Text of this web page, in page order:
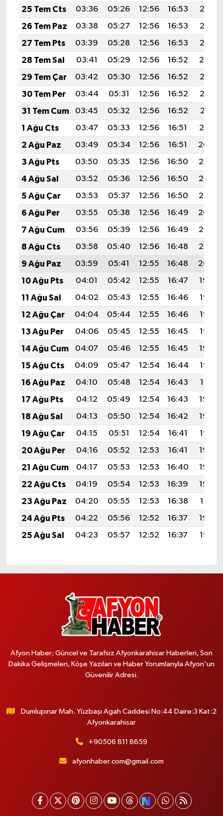
25 Tem Cts
03:36 05:26 12:56 16:53
20:17
26 Tem Paz
03:38 05:27 12:56 16:53
20:16
27 Tem Pts
03:39 05:28 12:56 16:53
20:15
28 Tem Sal
03:41 05:29 12:56 16:52
20:14
29 Tem Çar
03:42 05:30 12:56 16:52
20:13
30 Tem Per
03:44 05:31 12:56 16:52
20:12
31 Tem Cum
03:45 05:32 12:56 16:52
20:11
1 Ağu Cts
03:47 05:33 12:56 16:51
20:10
2 Ağu Paz
03:49 05:34 12:56 16:51
20:09
3 Ağu Pts
03:50 05:35 12:56 16:50
20:08
4 Ağu Sal
03:52 05:36 12:56 16:50
20:07
5 Ağu Çar
03:53 05:37 12:56 16:50
20:05
6 Ağu Per
03:55 05:38 12:56 16:49
20:04
7 Ağu Cum
03:56 05:39 12:56 16:49
20:03
8 Ağu Cts
03:58 05:40 12:56 16:48
20:02
9 Ağu Paz
03:59 05:41 12:55 16:48
20:00
10 Ağu Pts
04:01 05:42 12:55 16:47
19:59
11 Ağu Sal
04:02 05:43 12:55 16:46
19:58
12 Ağu Çar
04:04 05:44 12:55 16:46
19:57
13 Ağu Per
04:06 05:45 12:55 16:45
19:55
14 Ağu Cum
04:07 05:46 12:55 16:45
19:54
15 Ağu Cts
04:09 05:47 12:54 16:44
19:52
16 Ağu Paz
04:10 05:48 12:54 16:43
19:51
17 Ağu Pts
04:12 05:49 12:54 16:43
19:50
18 Ağu Sal
04:13 05:50 12:54 16:42
19:48
19 Ağu Çar
04:15 05:51 12:54 16:41
19:47
20 Ağu Per
04:16 05:52 12:53 16:41
19:45
21 Ağu Cum
04:17 05:53 12:53 16:40
19:44
22 Ağu Cts
04:19 05:54 12:53 16:39
19:42
23 Ağu Paz
04:20 05:55 12:53 16:38
19:41
24 Ağu Pts
04:22 05:56 12:52 16:37
19:39
25 Ağu Sal
04:23 05:57 12:52 16:37 19:38
Afyon Haber; Güncel ve Tarafsız Afyonkarahisar Haberleri, Son
Dakika Gelişmeleri, Köşe Yazıları ve Haber Yorumlarıyla Afyon'un
Güvenilir Adresi.
Dumlupınar Mah. Yüzbaşı Agah Caddesi No:44 Daire:3 Kat:2
Afyonkarahisar
+90506 811 8659
afyonhaber.com@gmail.com